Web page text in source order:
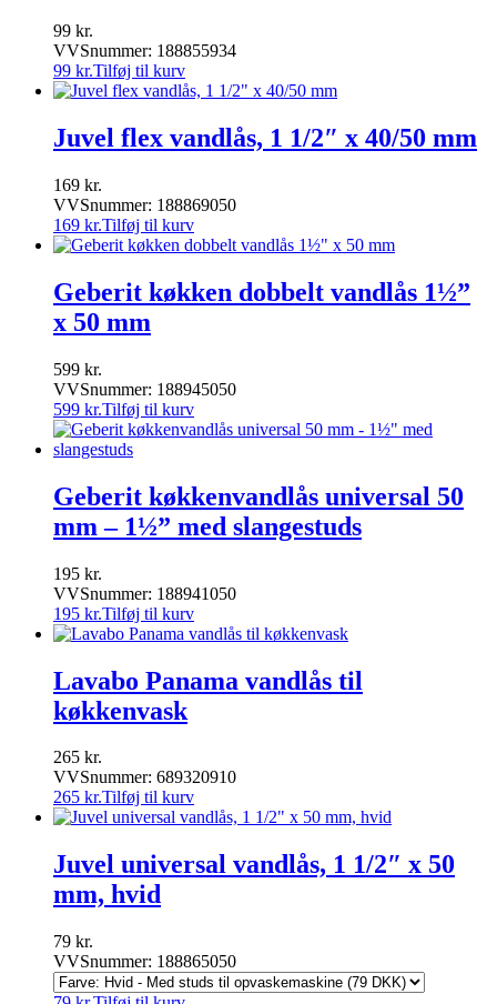
99 kr.
VVSnummer: 188855934
99 kr.Tilføj til kurv
Juvel flex vandlås, 1 1/2″ x 40/50 mm
169 kr.
VVSnummer: 188869050
169 kr.Tilføj til kurv
Geberit køkken dobbelt vandlås 1½”
x 50 mm
599 kr.
VVSnummer: 188945050
599 kr.Tilføj til kurv
Geberit køkkenvandlås universal 50
mm – 1½” med slangestuds
195 kr.
VVSnummer: 188941050
195 kr.Tilføj til kurv
Lavabo Panama vandlås til
køkkenvask
265 kr.
VVSnummer: 689320910
265 kr.Tilføj til kurv
Juvel universal vandlås, 1 1/2″ x 50
mm, hvid
79 kr.
VVSnummer: 188865050